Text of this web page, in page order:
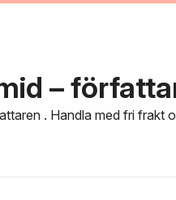
–
. Handla med fri frakt